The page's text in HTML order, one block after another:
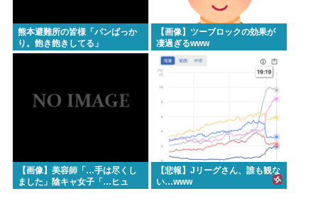
熊本避難所の皆様「パンばっか
り。飽き飽きしてる」
【画像】ツーブロックの効果が
凄過ぎるwww
【画像】美容師「…手は尽くし
ました」陰キャ女子「…ヒュ
【悲報】Jリーグさん、誰も観な
い…www